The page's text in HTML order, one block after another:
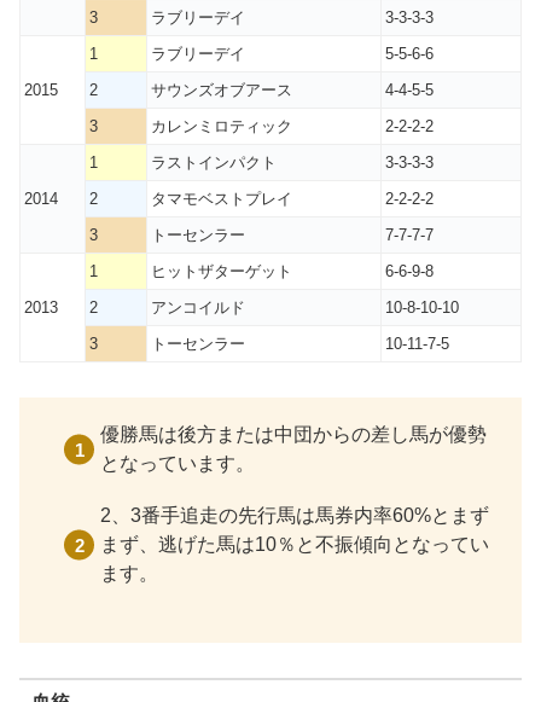
3
ラブリーデイ 3-3-3-3
2015
1 ラブリーデイ
5-5-6-6
2
サウンズオブアース
4-4-5-5
3
カレンミロティック 2-2-2-2
2014
1 ラストインパクト
3-3-3-3
2
タマモベストプレイ
2-2-2-2
3
トーセンラー 7-7-7-7
2013
1 ヒットザターゲット
6-6-9-8
2
アンコイルド
10-8-10-10
3
トーセンラー 10-11-7-5
優勝馬は後方または中団からの差し馬が優勢
となっています。
2、3番手追走の先行馬は馬券内率60%とまず
まず、逃げた馬は10％と不振傾向となってい
ます。